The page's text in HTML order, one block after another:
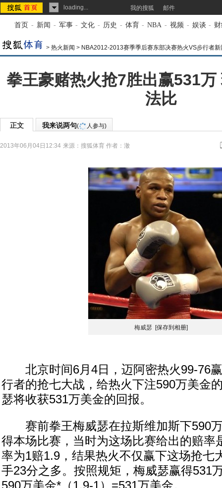
loading... 我的搜狐 邮件
首页 - 新闻 - 军事 - 文化 - 历史 - 体育 - NBA - 视频 - 娱谈 -
> 热火新闻 > NBA2012-2013赛季季后赛东部决赛热火VS步行者新
拳王豪赌热火抢7胜出赢531万
法比
正文 我来说两句( 人参与)
2013年06月04日12:34 来源： 搜狐体育 作者：澈
梅威瑟 [保存到相册]
北京时间6月4日，迈阿密热火99-76赢
行者的抢七大战，给热火下注590万美金
瑟将收获531万美金的回报。
赛前拳王梅威瑟在拉斯维加斯下590
得本场比赛，当时为这场比赛给出的赔率
率为1赔1.9，结果热火不仅赢下这场抢七
手23分之多。按照规矩，梅威瑟赢得531